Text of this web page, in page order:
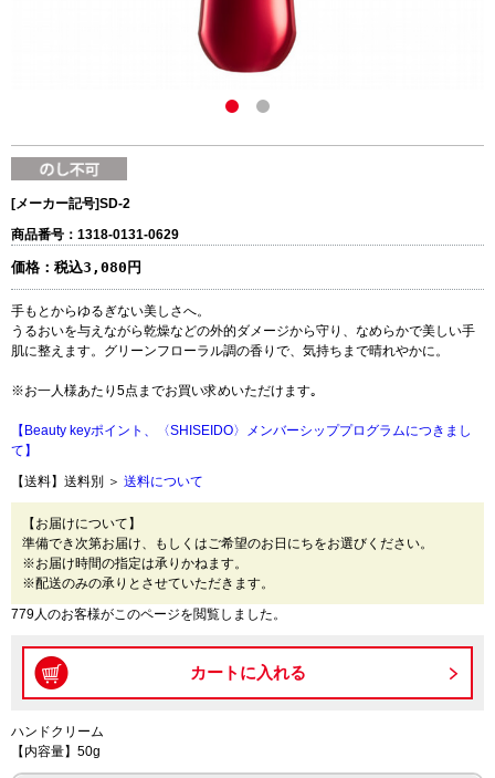
[メーカー記号]SD-2
商品番号：1318-0131-0629
価格： 税込3,080円
手もとからゆるぎない美しさへ。
うるおいを与えながら乾燥などの外的ダメージから守り、なめらかで美しい手
肌に整えます。グリーンフローラル調の香りで、気持ちまで晴れやかに。
※お一人様あたり5点までお買い求めいただけます｡
【Beauty keyポイント、〈SHISEIDO〉メンバーシッププログラムにつきまし
て】
【送料】送料別 ＞ 送料について
【お届けについて】
準備でき次第お届け、もしくはご希望のお日にちをお選びください。
※お届け時間の指定は承りかねます。
※配送のみの承りとさせていただきます。
779人のお客様がこのページを閲覧しました。
ハンドクリーム
【内容量】50g